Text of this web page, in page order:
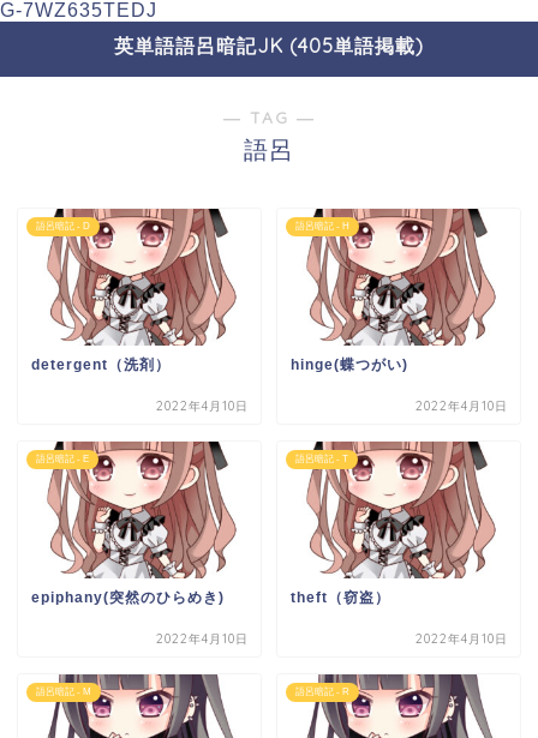
G-7WZ635TEDJ
英単語語呂暗記JK (405単語掲載)
― TAG ―
語呂
語呂暗記 - D
detergent（洗剤）
2022年4月10日
語呂暗記 - H
hinge(蝶つがい)
2022年4月10日
語呂暗記 - E
epiphany(突然のひらめき)
2022年4月10日
語呂暗記 - T
theft（窃盗）
2022年4月10日
語呂暗記 - M 語呂暗記 - R